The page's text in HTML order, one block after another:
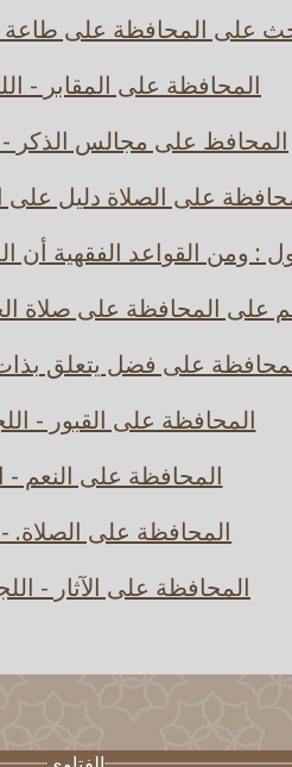
على المحافظة على طاعة
المحافظة على المقابر -
المحافظ على مجالس الذكر -
على الصلاة دليل على
: ومن القواعد الفقهية أن
على المحافظة على صلاة
على فضل يتعلق
المحافظة على القبور -
المحافظة على النعم -
المحافظة على الصلاة.
المحافظة على الآثار -